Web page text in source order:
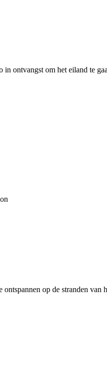
ontvangst om het eiland te
op de stranden van